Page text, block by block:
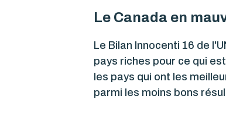
Le Canada en
Le Bilan Innocenti 16 de
pays riches pour ce qui
les pays qui ont les
parmi les moins bons